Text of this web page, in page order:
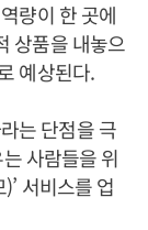
량이 한 곳에
상품을 내놓으
예상된다.
는 단점을 극
사람들을 위
서비스를 업